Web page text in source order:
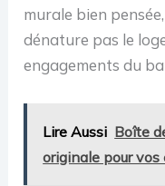
murale bien
dénature pas le
engagements du
Lire Aussi Boîte
originale pour